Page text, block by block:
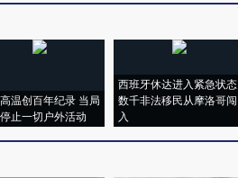
温创百年纪录 当局
止一切户外活动
西班牙休达进入紧急状态
数千非法移民从摩洛哥闯
入